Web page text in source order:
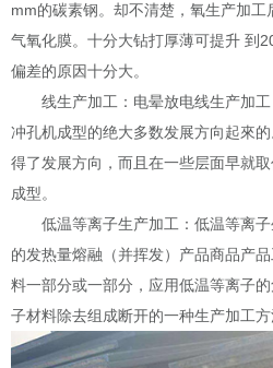
mm的碳素钢。却不清楚，氧生产加
气氧化膜。十分大钻打厚薄可提升 到
偏差的原因十分大。
线生产加工：电晕放电线生产加工
冲孔机成型的绝大多数发展方向起來
得了发展方向，而且在一些层面早就
成型。
低温等离子生产加工：低温等离
的发热量熔融（并挥发）产品商品产
料一部分或一部分，应用低温等离子
子材料除去组成断开的一种生产加工方